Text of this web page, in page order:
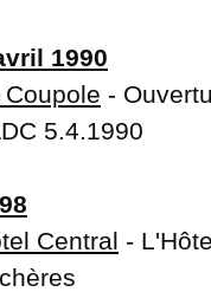
1990
Coupole -
5.4.1990
Central -